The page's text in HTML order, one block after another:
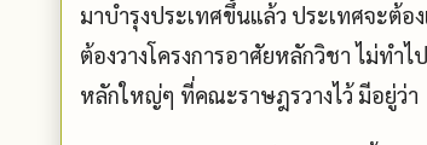
มาบำรุงประเทศขึ้นแล้ว ประเทศจะต้
ต้องวางโครงการอาศัยหลักวิชา ไม่ท
หลักใหญ่ๆ ที่คณะราษฎรวางไว้ มีอยู่ว่า